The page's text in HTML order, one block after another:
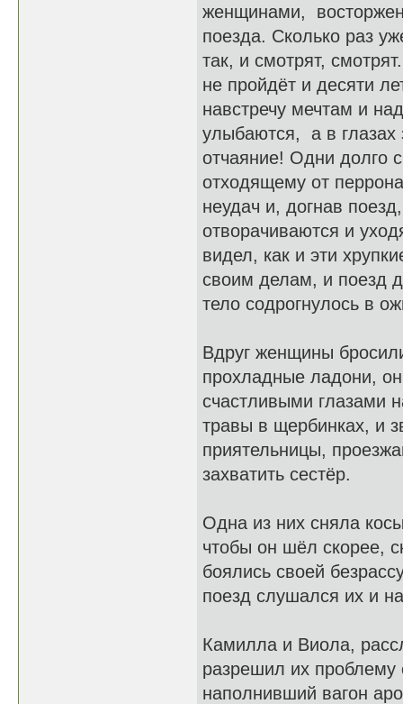
женщинами,
поезда. Сколько раз
так, и смотрят,
не пройдёт и десяти
навстречу мечтам и
улыбаются, а в
отчаяние! Одни долго
отходящему от
неудач и, догнав
отворачиваются и
видел, как и эти
своим делам, и поезд
тело содрогнулось в
Вдруг женщины
прохладные ладони,
счастливыми глазами
травы в щербинках, и
приятельницы,
захватить сестёр.
Одна из них сняла
чтобы он шёл скорее,
боялись своей
поезд слушался их и
Камилла и Виола,
разрешил их проблему
наполнивший вагон